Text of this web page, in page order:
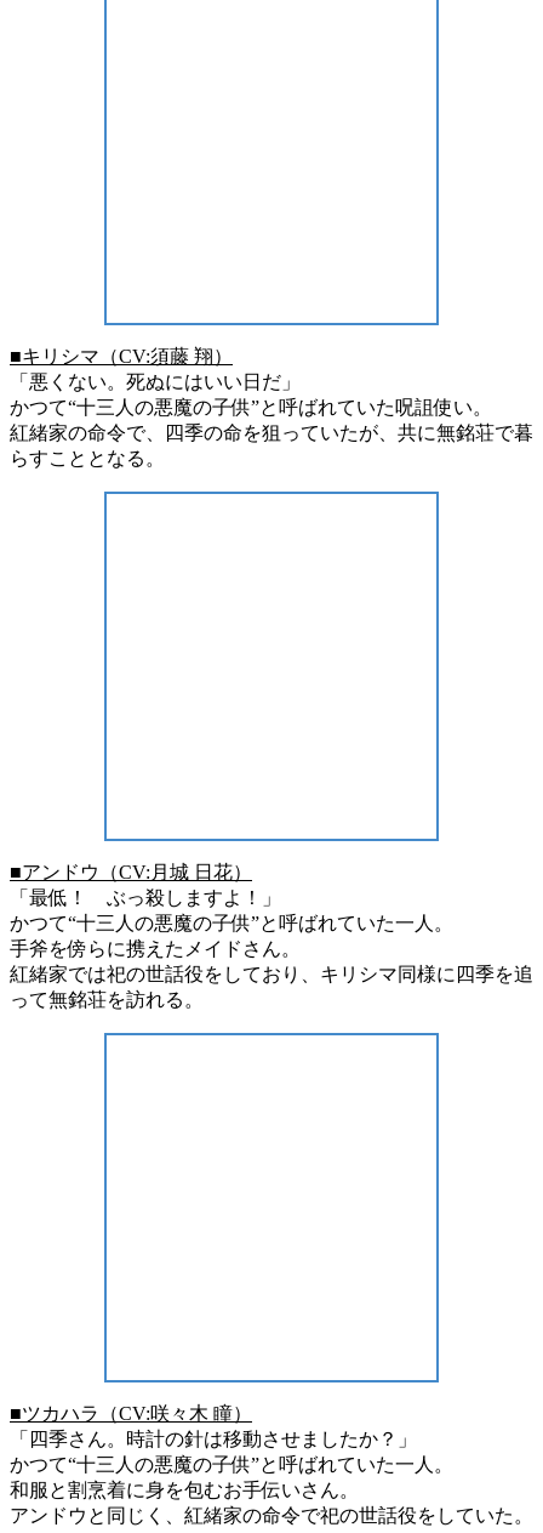
■キリシマ（CV:須藤 翔）
「悪くない。死ぬにはいい日だ」
かつて“十三人の悪魔の子供”と呼ばれていた呪詛使い。
紅緒家の命令で、四季の命を狙っていたが、共に無銘荘で暮
らすこととなる。
■アンドウ（CV:月城 日花）
「最低！ ぶっ殺しますよ！」
かつて“十三人の悪魔の子供”と呼ばれていた一人。
手斧を傍らに携えたメイドさん。
紅緒家では祀の世話役をしており、キリシマ同様に四季を追
って無銘荘を訪れる。
■ツカハラ（CV:咲々木 瞳）
「四季さん。時計の針は移動させましたか？」
かつて“十三人の悪魔の子供”と呼ばれていた一人。
和服と割烹着に身を包むお手伝いさん。
アンドウと同じく、紅緒家の命令で祀の世話役をしていた。